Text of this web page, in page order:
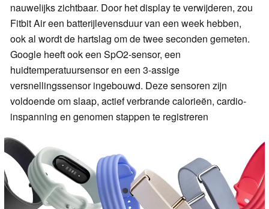
nauwelijks zichtbaar. Door het display te verwijderen, zou
Fitbit Air een batterijlevensduur van een week hebben,
ook al wordt de hartslag om de twee seconden gemeten.
Google heeft ook een SpO2-sensor, een
huidtemperatuursensor en een 3-assige
versnellingssensor ingebouwd. Deze sensoren zijn
voldoende om slaap, actief verbrande calorieën, cardio-
inspanning en genomen stappen te registreren